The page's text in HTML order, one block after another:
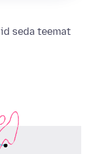
seda teemat